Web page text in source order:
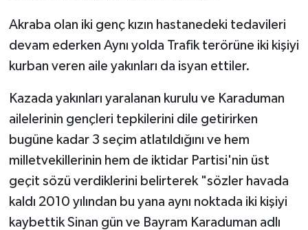
Akraba olan iki genç kızın hastanedeki tedavileri
devam ederken Aynı yolda Trafik terörüne iki kişiyi
kurban veren aile yakınları da isyan ettiler.
Kazada yakınları yaralanan kurulu ve Karaduman
ailelerinin gençleri tepkilerini dile getirirken
bugüne kadar 3 seçim atlatıldığını ve hem
milletvekillerinin hem de iktidar Partisi'nin üst
geçit sözü verdiklerini belirterek "sözler havada
kaldı 2010 yılından bu yana aynı noktada iki kişiyi
kaybettik Sinan gün ve Bayram Karaduman adlı